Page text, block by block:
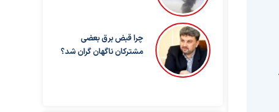
چرا قبض برق بعضی
مشترکان ناگهان گران شد؟